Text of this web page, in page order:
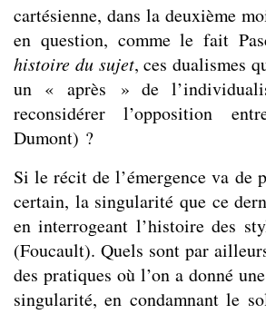
cartésienne, dans la deuxième
en question, comme le fait
histoire du sujet, ces dualismes
un « après » de
reconsidérer l’opposition
Dumont) ?
Si le récit de l’émergence va de
certain, la singularité que ce
en interrogeant l’histoire des
(Foucault). Quels sont par
des pratiques où l’on a donné
singularité, en condamnant le